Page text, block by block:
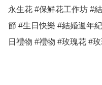
永生花 #保鮮花工作坊 #
節 #生日快樂 #結婚週年
日禮物 #禮物 #玫瑰花 #